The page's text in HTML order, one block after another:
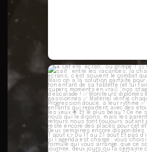
☀️ Cet été, écran… ou
On...
28 0